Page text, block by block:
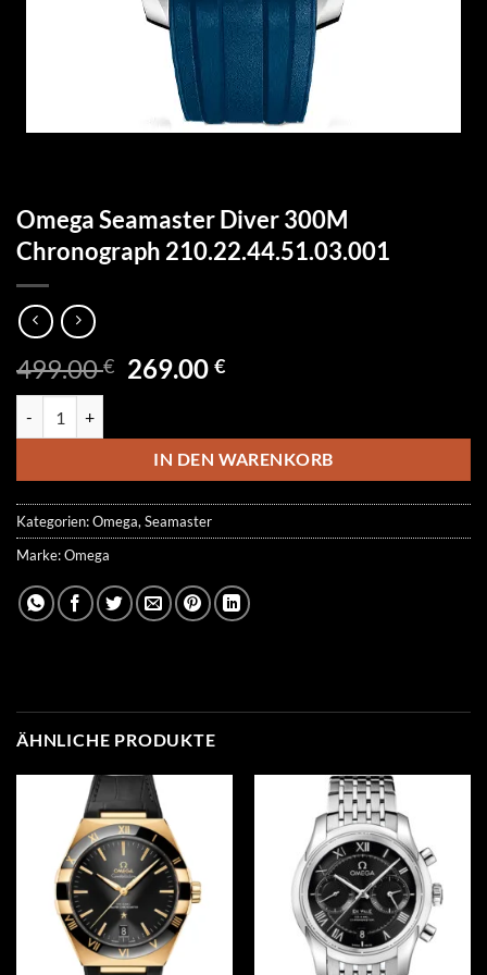
Omega Seamaster Diver 300M
Chronograph 210.22.44.51.03.001
499.00€ Ursprünglicher
499.00 €
269.00€Aktueller
269.00 €.
IN DEN WARENKORB
Kategorien:Omega, Seamaster
Marke:Omega
ÄHNLICHE PRODUKTE